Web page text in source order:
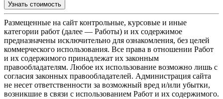
Узнать стоимость
Размещенные на сайт контрольные, курсовые и иные
категории работ (далее — Работы) и их содержимое
предназначены исключительно для ознакомления, без целей
коммерческого использования. Все права в отношении Работ
и их содержимого принадлежат их законным
правообладателям. Любое их использование возможно лишь с
согласия законных правообладателей. Администрация сайта
не несет ответственности за возможный вред и/или убытки,
возникшие в связи с использованием Работ и их содержимого.